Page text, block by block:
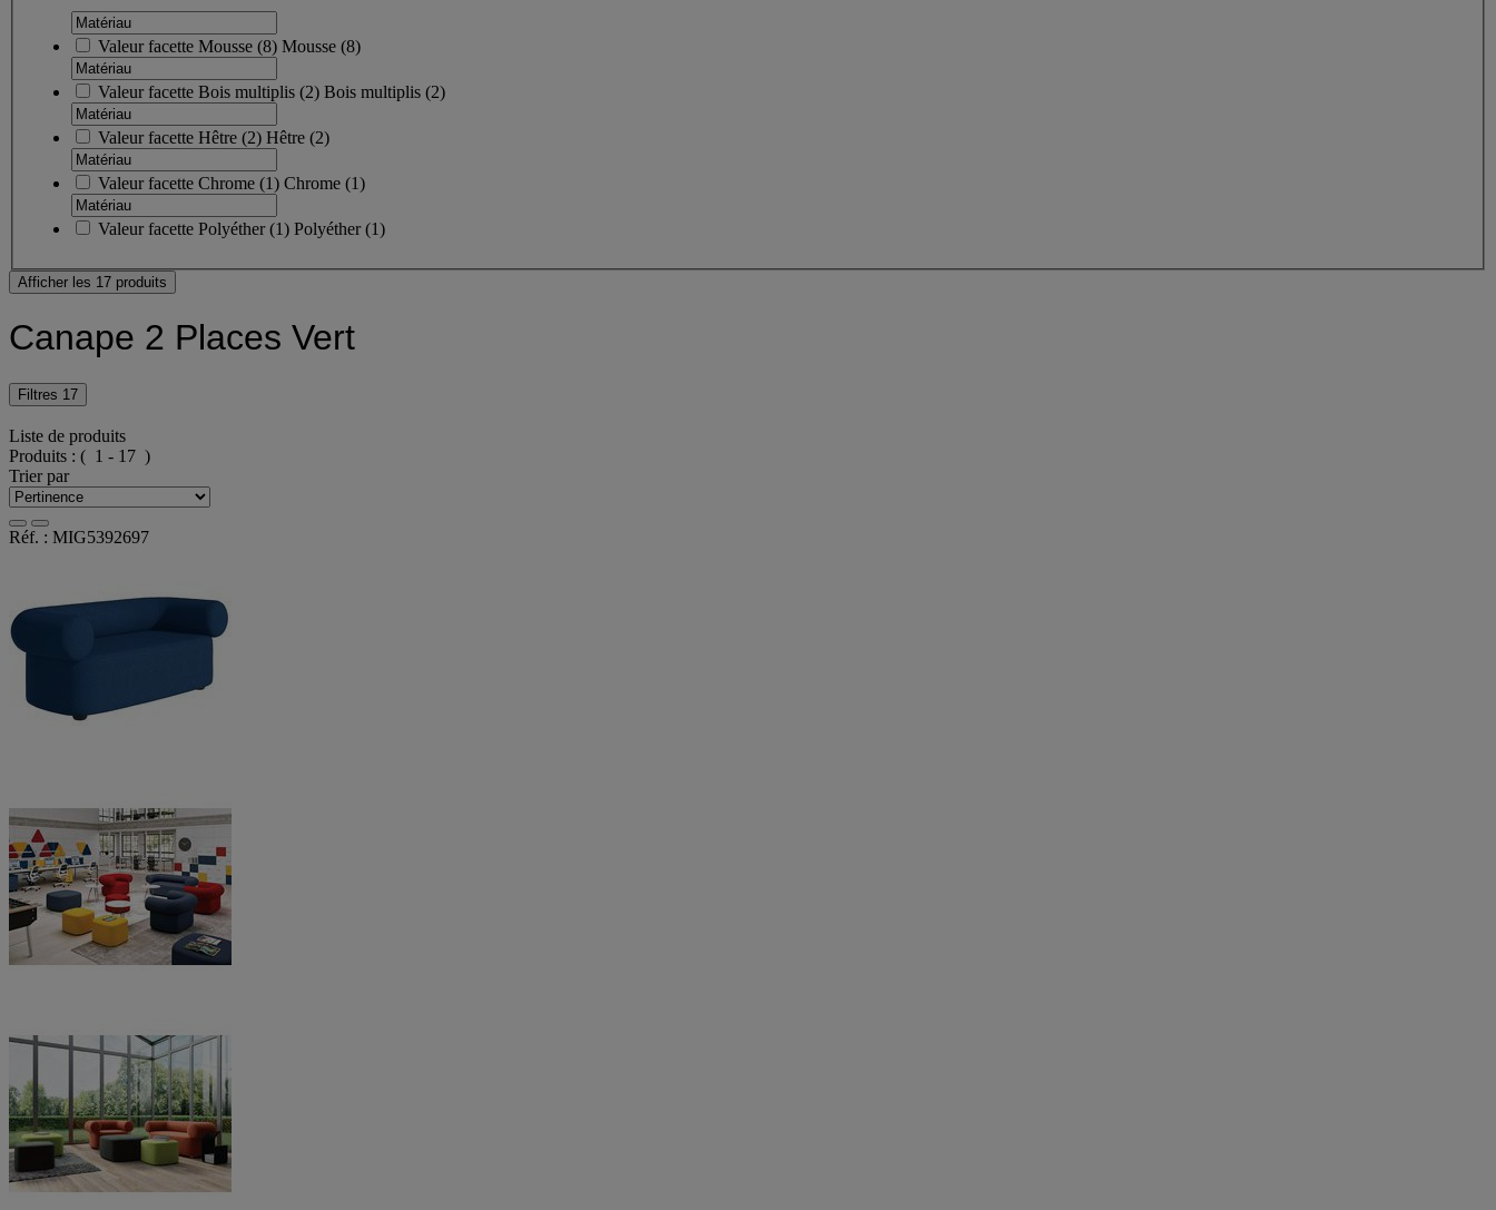
Valeur facette Mousse (8) Mousse (8)
Valeur facette Bois multiplis (2) Bois multiplis (2)
Valeur facette Hêtre (2) Hêtre (2)
Valeur facette Chrome (1) Chrome (1)
Valeur facette Polyéther(1) Polyéther(1)
Afficher les 17 produits
Canape 2 Places Vert
Filtres 17
Liste de produits
Produits : ( 1 - 17 )
Trier par
Réf. : MIG5392697